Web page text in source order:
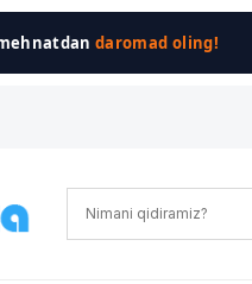
daromad oling!